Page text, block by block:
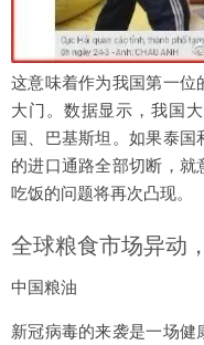
这意味着作为我国第一位
大门。数据显示，我国
国、巴基斯坦。如果泰
的进口通路全部切断，就
吃饭的问题将再次凸现。
全球粮食市场异动
中国粮油
新冠病毒的来袭是一场